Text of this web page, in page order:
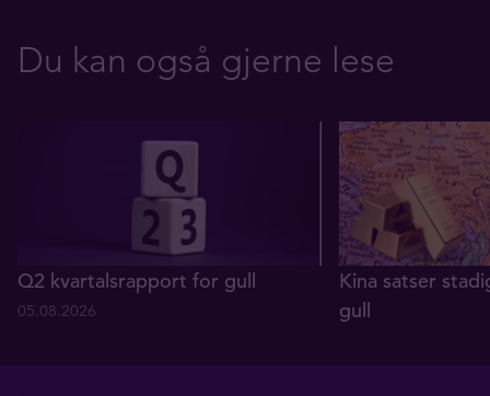
Du kan også gjerne lese
Q2 kvartalsrapport for gull
05.08.2026
Kina satser
gull